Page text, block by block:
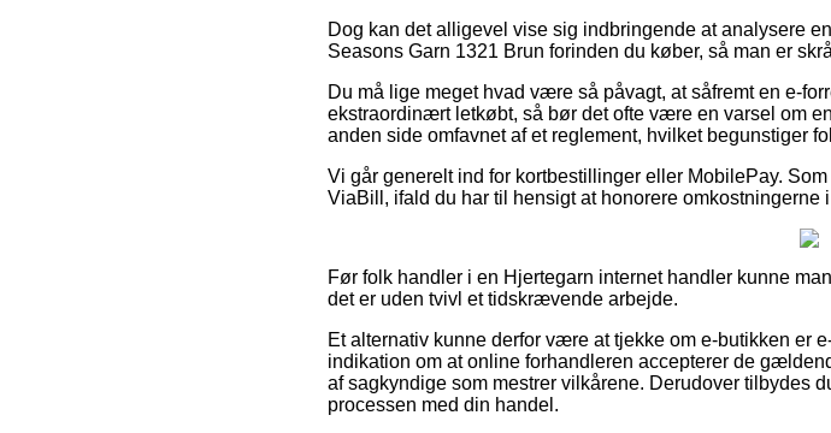
Dog kan det alligevel vise sig indbringende at analysere
Seasons Garn 1321 Brun forinden du køber, så man er
Du må lige meget hvad være så påvagt, at såfremt en e-
ekstraordinært letkøbt, så bør det ofte være en varsel om
anden side omfavnet af et reglement, hvilket begunstiger
Vi går generelt ind for kortbestillinger eller MobilePay.
ViaBill, ifald du har til hensigt at honorere omkostningerne
Før folk handler i en Hjertegarn internet handler kunne
det er uden tvivl et tidskrævende arbejde.
Et alternativ kunne derfor være at tjekke om e-butikken
indikation om at online forhandleren accepterer de
af sagkyndige som mestrer vilkårene. Derudover tilbydes
processen med din handel.